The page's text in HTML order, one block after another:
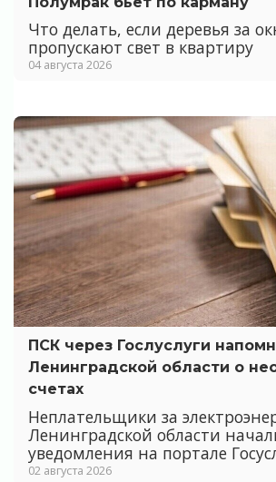
Что делать, если деревья за
пропускают свет в квартиру
04 августа 2026
ПСК через Гослуслуги
Ленинградской области о
счетах
Неплательщики за
Ленинградской области
уведомления на портале
02 августа 2026